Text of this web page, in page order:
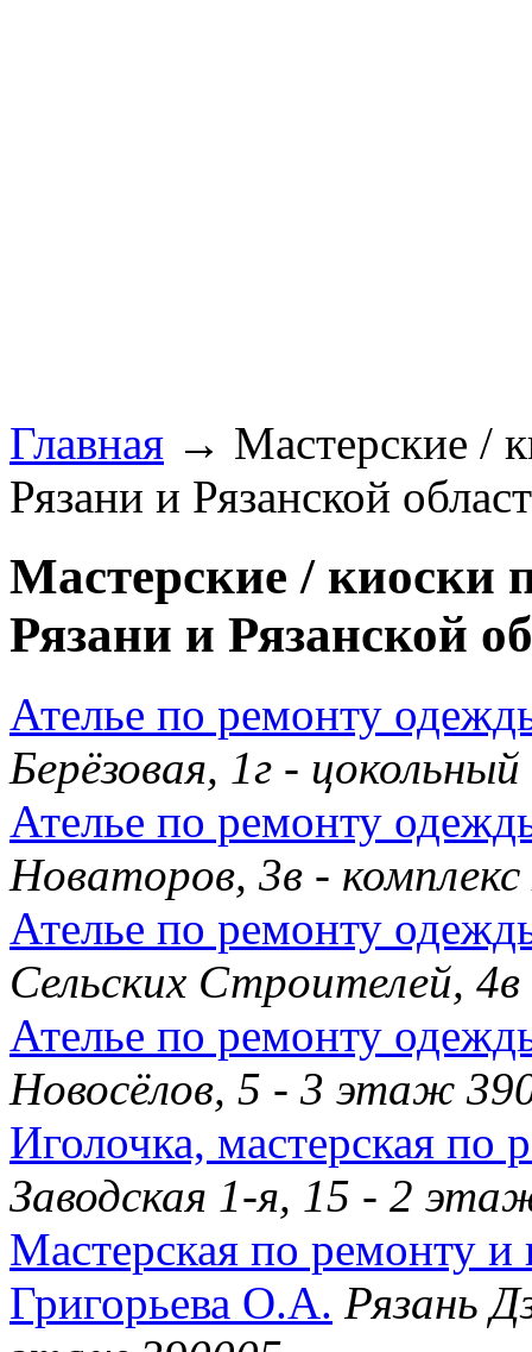
Главная → Мастерские /
Рязани и Рязанской
Мастерские / киоски
Рязани и Рязанской
Ателье по ремонту
Берёзовая, 1г -
Ателье по ремонту
Новаторов, 3в -
Ателье по ремонту
Сельских Строителей,
Ателье по ремонту
Новосёлов, 5 - 3 этаж
Иголочка, мастерская по
Заводская 1-я, 15 - 2
Мастерская по ремонту
Григорьева О.А. Рязань